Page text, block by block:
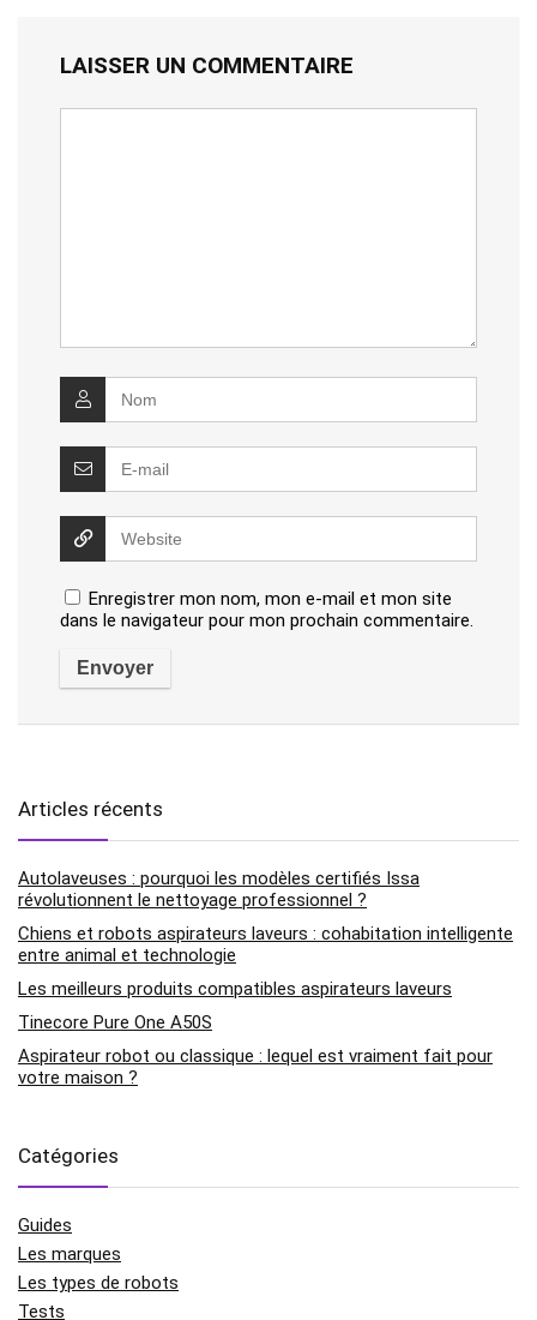
LAISSER UN COMMENTAIRE
Enregistrer mon nom, mon e-mail et mon site
dans le navigateur pour mon prochain commentaire.
Articles récents
Autolaveuses : pourquoi les modèles certifiés Issa
révolutionnent le nettoyage professionnel ?
Chiens et robots aspirateurs laveurs : cohabitation intelligente
entre animal et technologie
Les meilleurs produits compatibles aspirateurs laveurs
Tinecore Pure One A50S
Aspirateur robot ou classique : lequel est vraiment fait pour
votre maison ?
Catégories
Guides
Les marques
Les types de robots
Tests